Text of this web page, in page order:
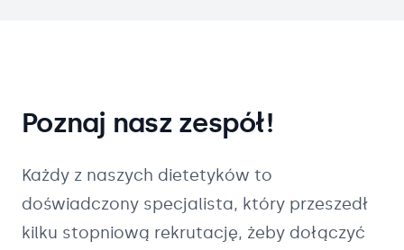
Poznaj nasz zespół!
Każdy z naszych dietetyków to
doświadczony specjalista, który przeszedł
kilku stopniową rekrutację, żeby dołączyć